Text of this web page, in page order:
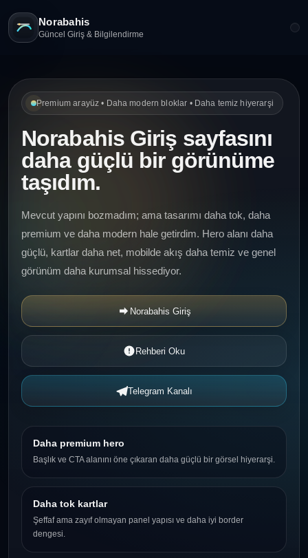
Norabahis
Güncel Giriş & Bilgilendirme
Premium arayüz • Daha modern bloklar • Daha temiz hiyerarşi
Norabahis Giriş sayfasını
daha güçlü bir görünüme
taşıdım.
Mevcut yapını bozmadım; ama tasarımı daha tok, daha
premium ve daha modern hale getirdim. Hero alanı daha
güçlü, kartlar daha net, mobilde akış daha temiz ve genel
görünüm daha kurumsal hissediyor.
Norabahis Giriş
Rehberi Oku
Telegram Kanalı
Daha premium hero
Başlık ve CTA alanını öne çıkaran daha güçlü bir görsel hiyerarşi.
Daha tok kartlar
Şeffaf ama zayıf olmayan panel yapısı ve daha iyi border
dengesi.